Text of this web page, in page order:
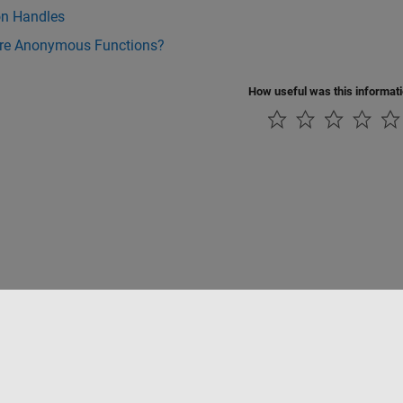
Handles
Anonymous Functions?
How useful was this